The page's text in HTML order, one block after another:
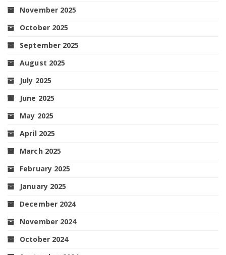
November 2025
October 2025
September 2025
August 2025
July 2025
June 2025
May 2025
April 2025
March 2025
February 2025
January 2025
December 2024
November 2024
October 2024